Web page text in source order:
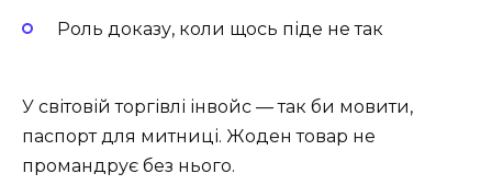
Роль доказу, коли щось піде не так
У світовій торгівлі інвойс — так би мовити,
паспорт для митниці. Жоден товар не
промандрує без нього.